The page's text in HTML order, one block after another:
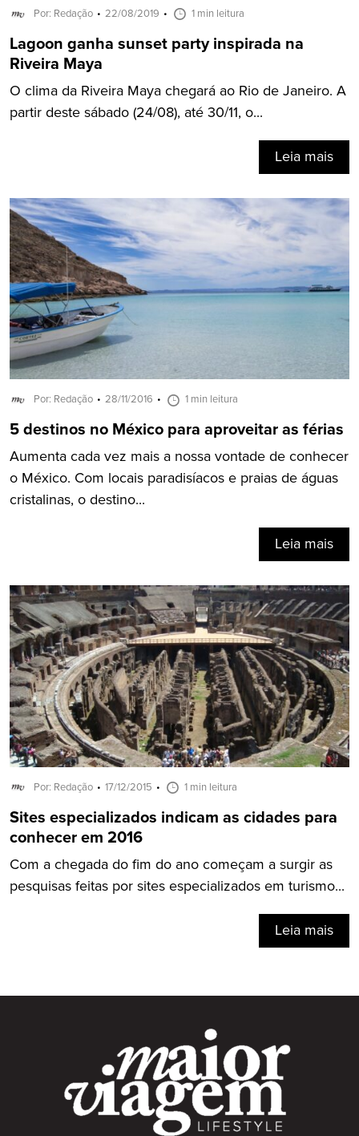
Por: Redação 22/08/2019 1 min leitura
Lagoon ganha sunset party inspirada na
Riveira Maya
O clima da Riveira Maya chegará ao Rio de Janeiro. A
partir deste sábado (24/08), até 30/11, o...
Leia mais
Por: Redação 28/11/2016 1 min leitura
5 destinos no México para aproveitar as férias
Aumenta cada vez mais a nossa vontade de conhecer
o México. Com locais paradisíacos e praias de águas
cristalinas, o destino...
Leia mais
Por: Redação 17/12/2015 1 min leitura
Sites especializados indicam as cidades para
conhecer em 2016
Com a chegada do fim do ano começam a surgir as
pesquisas feitas por sites especializados em turismo...
Leia mais